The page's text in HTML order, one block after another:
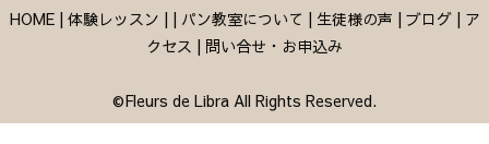
HOME| 体験レッスン | | パン教室について | 生徒様の声 | ブログ| ア
クセス | 問い合せ・お申込み
©Fleurs de Libra All Rights Reserved.